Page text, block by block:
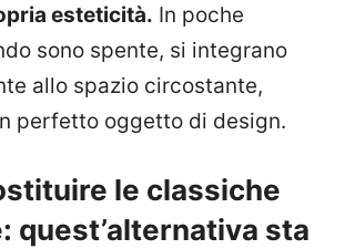
esteticità. In poche
sono spente, si integrano
allo spazio circostante,
perfetto oggetto di design.
le classiche
quest’alternativa sta